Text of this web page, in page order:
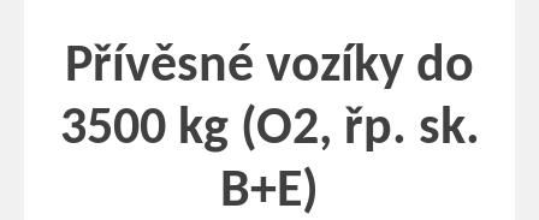
Přívěsné vozíky do
3500 kg (O2, řp. sk.
B+E)